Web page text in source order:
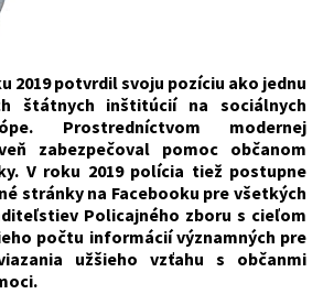
2019 potvrdil svoju pozíciu ako jednu
štátnych inštitúcií na sociálnych
Prostredníctvom modernej
zabezpečoval pomoc občanom
V roku 2019 polícia tiež postupne
stránky na Facebooku pre všetkých
Policajného zboru s cieľom
počtu informácií významných pre
užšieho vzťahu s občanmi